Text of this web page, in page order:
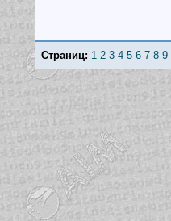
Страниц: 1 2 3 4 5 6 7 8 9